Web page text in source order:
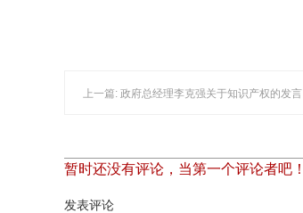
上一篇: 政府总经理李克强关于知识产权的发言
暂时还没有评论，当第一个评论者吧！
发表评论